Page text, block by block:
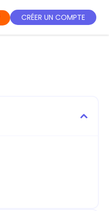
CRÉER UN COMPTE